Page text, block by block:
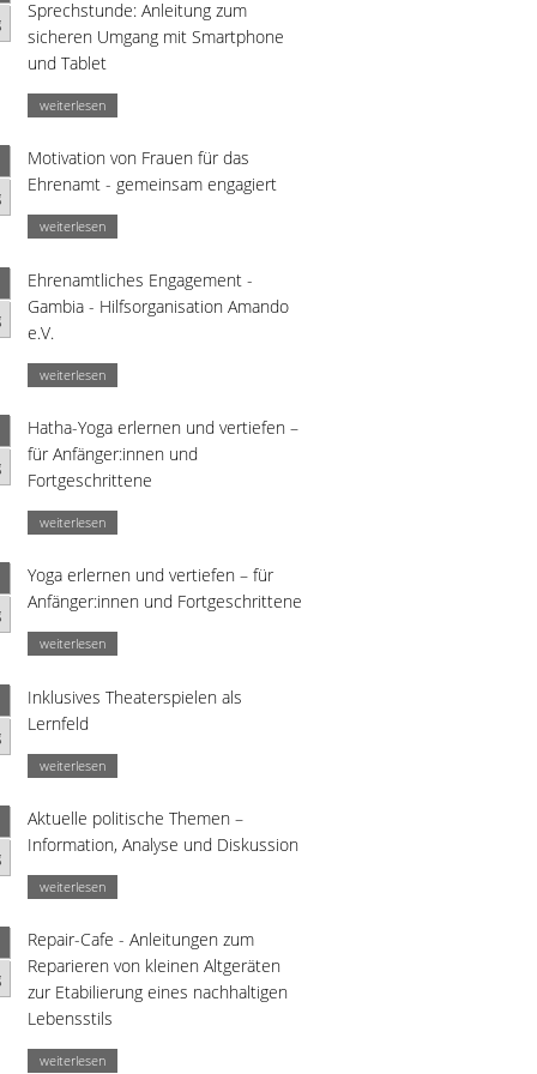
Sprechstunde: Anleitung zum
sicheren Umgang mit Smartphone
und Tablet
weiterlesen
Motivation von Frauen für das
Ehrenamt - gemeinsam engagiert
weiterlesen
Ehrenamtliches Engagement -
Gambia - Hilfsorganisation Amando
e.V.
weiterlesen
Hatha-Yoga erlernen und vertiefen –
für Anfänger:innen und
Fortgeschrittene
weiterlesen
Yoga erlernen und vertiefen – für
Anfänger:innen und Fortgeschrittene
weiterlesen
Inklusives Theaterspielen als
Lernfeld
weiterlesen
Aktuelle politische Themen –
Information, Analyse und Diskussion
weiterlesen
Repair-Cafe - Anleitungen zum
Reparieren von kleinen Altgeräten
zur Etabilierung eines nachhaltigen
Lebensstils
weiterlesen